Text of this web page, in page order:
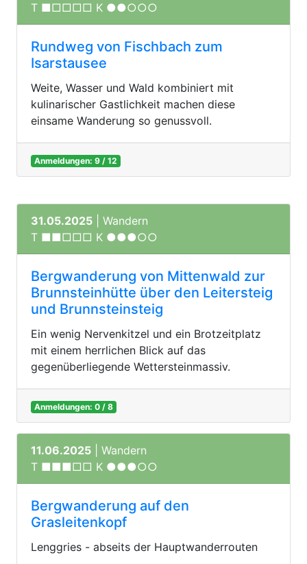
T ■□□□□ K ●●○○○
Rundweg von Fischbach zum
Isarstausee
Weite, Wasser und Wald kombiniert mit
kulinarischer Gastlichkeit machen diese
einsame Wanderung so genussvoll.
Anmeldungen: 9 / 12
31.05.2025 | Wandern
T ■■□□□ K ●●●○○
Bergwanderung von Mittenwald zur
Brunnsteinhütte über den Leitersteig
und Brunnsteinsteig
Ein wenig Nervenkitzel und ein Brotzeitplatz
mit einem herrlichen Blick auf das
gegenüberliegende Wettersteinmassiv.
Anmeldungen: 0 / 8
11.06.2025 | Wandern
T ■■■□□ K ●●●○○
Bergwanderung auf den
Grasleitenkopf
Lenggries - abseits der Hauptwanderrouten